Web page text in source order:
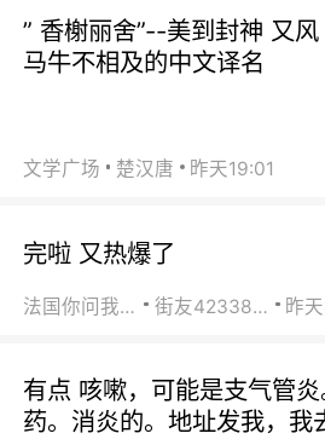
” 香榭丽舍”--美到封神 又风
马牛不相及的中文译名
文学广场 楚汉唐 昨天19:01
完啦 又热爆了
法国你问我答 街友42338202 昨
有点 咳嗽，可能是支气管
药。消炎的。地址发我，我